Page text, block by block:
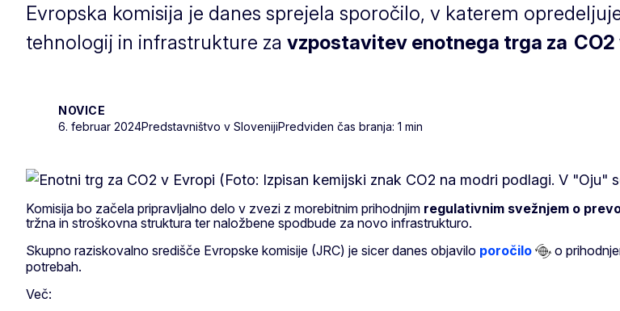
Evropska komisija je danes sprejela sporočilo, v katerem
tehnologij in infrastrukture za vzpostavitev enotnega trga za CO2
NOVICE
6. februar 2024Predstavništvo v SlovenijiPredviden čas branja: 1 min
Komisija bo začela pripravljalno delo v zvezi z morebitnim prihodnjim regulativnim svežnjem o
tržna in stroškovna struktura ter naložbene spodbude za novo infrastrukturo.
Skupno raziskovalno središče Evropske komisije (JRC) je sicer danes objavilo poročilo o
potrebah.
Več: